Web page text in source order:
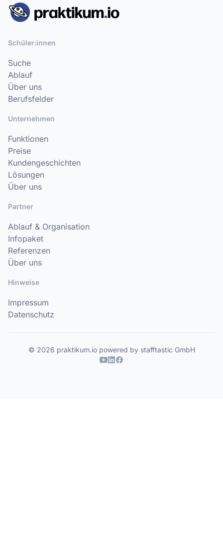
Schüler:innen
Suche
Ablauf
Über uns
Berufsfelder
Unternehmen
Funktionen
Preise
Kundengeschichten
Lösungen
Über uns
Partner
Ablauf & Organisation
Infopaket
Referenzen
Über uns
Hinweise
Impressum
Datenschutz
© 2026 praktikum.io powered by stafftastic GmbH